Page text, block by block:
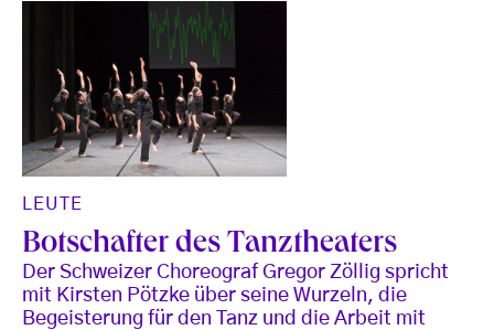
LEUTE
Botschafter des Tanztheaters
Der Schweizer Choreograf Gregor Zöllig spricht
mit Kirsten Pötzke über seine Wurzeln, die
Begeisterung für den Tanz und die Arbeit mit